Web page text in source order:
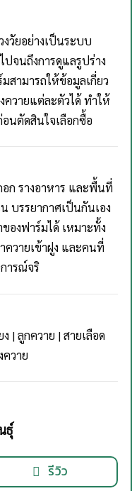
วัยอย่างเป็นระบบ
ปจนถึงการดูแลรูปร่าง
สามารถให้ข้อมูลเกี่ยว
วายแต่ละตัวได้ ทำให้
อนตัดสินใจเลือกซื้อ
ก รางอาหาร และพื้นที่
บรรยากาศเป็นกันเอง
องฟาร์มได้ เหมาะทั้ง
ควายเข้าฝูง และคนที่
ารณ์จริ
| ลูกควาย | สายเลือด
วาย
ธุ์
รีวิว